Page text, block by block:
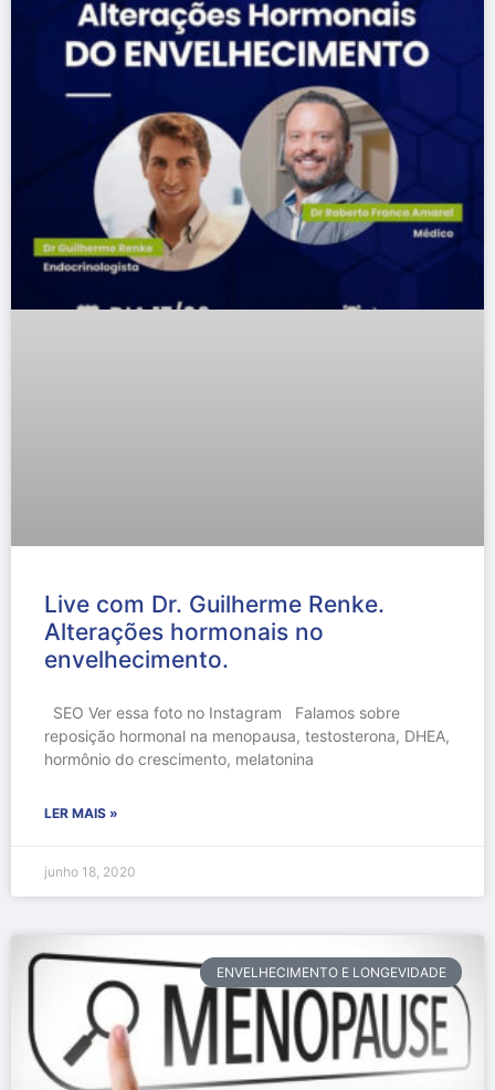
Live com Dr. Guilherme Renke.
Alterações hormonais no
envelhecimento.
SEO Ver essa foto no Instagram Falamos sobre
reposição hormonal na menopausa, testosterona, DHEA,
hormônio do crescimento, melatonina
LER MAIS »
junho 18, 2020
ENVELHECIMENTO E LONGEVIDADE